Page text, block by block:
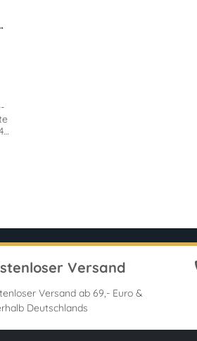
Versand
Versand ab 69,- Euro &
Deutschlands